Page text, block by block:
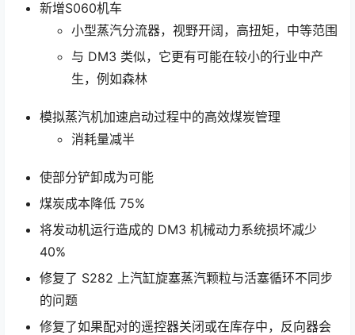
新增S060机车
小型蒸汽分流器，视野开阔，高扭矩，中等范围
与 DM3 类似，它更有可能在较小的行业中产
生，例如森林
模拟蒸汽机加速启动过程中的高效煤炭管理
消耗量减半
使部分铲卸成为可能
煤炭成本降低 75%
将发动机运行造成的 DM3 机械动力系统损坏减少
40%
修复了 S282 上汽缸旋塞蒸汽颗粒与活塞循环不同步
的问题
修复了如果配对的遥控器关闭或在库存中，反向器会